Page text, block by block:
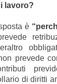
lavoro?
è
prevede
di diritti